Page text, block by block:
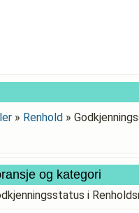
» Renhold »
og kategori
i